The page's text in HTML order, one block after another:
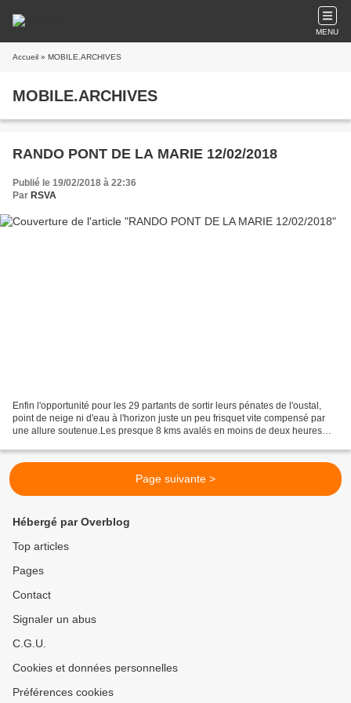
MENU
Accueil » MOBILE.ARCHIVES
MOBILE.ARCHIVES
RANDO PONT DE LA MARIE 12/02/2018
Publié le 19/02/2018 à 22:36
Par RSVA
Enfin l'opportunité pour les 29 partants de sortir leurs pénates de l'oustal,
point de neige ni d'eau à l'horizon juste un peu frisquet vite compensé par
une allure soutenue.Les presque 8 kms avalés en moins de deux heures
Page suivante >
Hébergé par Overblog
Top articles
Pages
Contact
Signaler un abus
C.G.U.
Cookies et données personnelles
Préférences cookies